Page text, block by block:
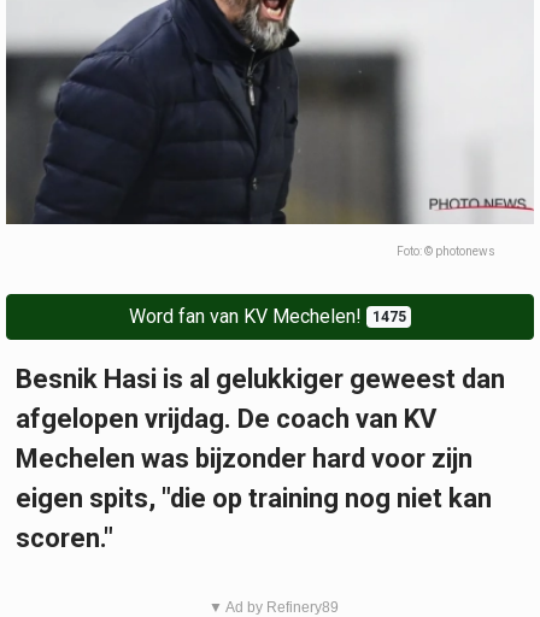
Foto: © photonews
Word fan van KV Mechelen! 1475
Besnik Hasi is al gelukkiger geweest dan
afgelopen vrijdag. De coach van KV
Mechelen was bijzonder hard voor zijn
eigen spits, "die op training nog niet kan
scoren."
▼ Ad by Refinery89